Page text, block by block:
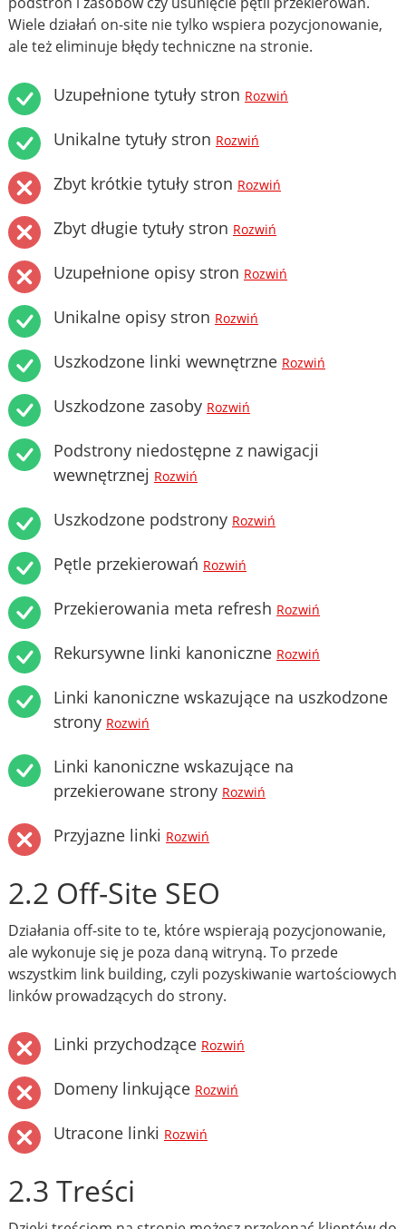
Wiele działań on-site nie tylko wspiera pozycjonowanie,
ale też eliminuje błędy techniczne na stronie.
Uzupełnione tytuły stron Rozwiń
Unikalne tytuły stron Rozwiń
Zbyt krótkie tytuły stron Rozwiń
Zbyt długie tytuły stron Rozwiń
Uzupełnione opisy stron Rozwiń
Unikalne opisy stron Rozwiń
Uszkodzone linki wewnętrzne Rozwiń
Uszkodzone zasoby Rozwiń
Podstrony niedostępne z nawigacji
wewnętrznej Rozwiń
Uszkodzone podstrony Rozwiń
Pętle przekierowań Rozwiń
Przekierowania meta refresh Rozwiń
Rekursywne linki kanoniczne Rozwiń
Linki kanoniczne wskazujące na uszkodzone
strony Rozwiń
Linki kanoniczne wskazujące na
przekierowane strony Rozwiń
Przyjazne linki Rozwiń
2.2 Off-Site SEO
Działania off-site to te, które wspierają pozycjonowanie,
ale wykonuje się je poza daną witryną. To przede
wszystkim link building, czyli pozyskiwanie wartościowych
linków prowadzących do strony.
Linki przychodzące Rozwiń
Domeny linkujące Rozwiń
Utracone linki Rozwiń
2.3 Treści